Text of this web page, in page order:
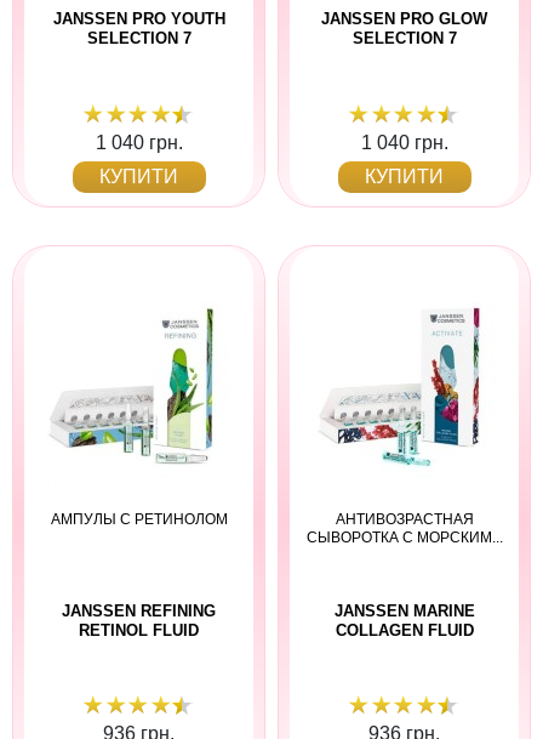
JANSSEN PRO YOUTH
SELECTION 7
1 040 грн.
КУПИТИ
JANSSEN PRO GLOW
SELECTION 7
1 040 грн.
КУПИТИ
АМПУЛЫ С РЕТИНОЛОМ
JANSSEN REFINING
RETINOL FLUID
936 грн.
АНТИВОЗРАСТНАЯ
СЫВОРОТКА С МОРСКИМ...
JANSSEN MARINE
COLLAGEN FLUID
936 грн.